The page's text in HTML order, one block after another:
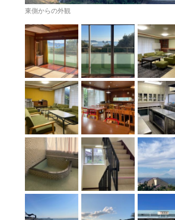
東側からの外観